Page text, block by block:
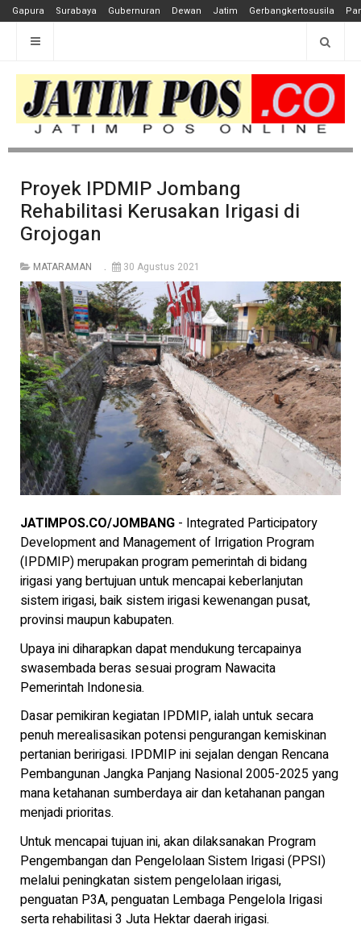
Gapura Surabaya Gubernuran Dewan Jatim Gerbangkertosusila
Proyek IPDMIP Jombang
Rehabilitasi Kerusakan Irigasi di
Grojogan
MATARAMAN 30 Agustus 2021
JATIMPOS.CO/JOMBANG - Integrated Participatory
Development and Management of Irrigation Program
(IPDMIP) merupakan program pemerintah di bidang
irigasi yang bertujuan untuk mencapai keberlanjutan
sistem irigasi, baik sistem irigasi kewenangan pusat,
provinsi maupun kabupaten.
Upaya ini diharapkan dapat mendukung tercapainya
swasembada beras sesuai program Nawacita
Pemerintah Indonesia.
Dasar pemikiran kegiatan IPDMIP, ialah untuk secara
penuh merealisasikan potensi pengurangan kemiskinan
pertanian beririgasi. IPDMIP ini sejalan dengan Rencana
Pembangunan Jangka Panjang Nasional 2005-2025 yang
mana ketahanan sumberdaya air dan ketahanan pangan
menjadi prioritas.
Untuk mencapai tujuan ini, akan dilaksanakan Program
Pengembangan dan Pengelolaan Sistem Irigasi (PPSI)
melalui peningkatan sistem pengelolaan irigasi,
penguatan P3A, penguatan Lembaga Pengelola Irigasi
serta rehabilitasi 3 Juta Hektar daerah irigasi.